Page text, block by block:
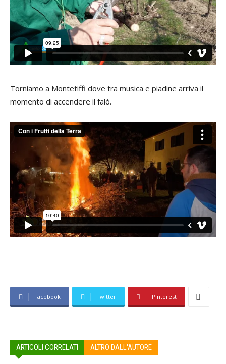
Torniamo a Montetiffi dove tra musica e piadine arriva il
momento di accendere il falò.
Facebook Twitter Pinterest
ARTICOLI CORRELATI ALTRO DALL'AUTORE